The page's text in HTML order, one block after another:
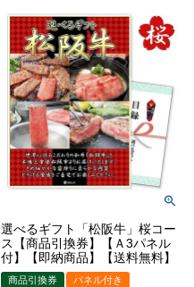
選べるギフト「松阪牛」桜コー
ス【商品引換券】【Ａ3パネル
付】【即納商品】【送料無料】
商品引換券 パネル付き